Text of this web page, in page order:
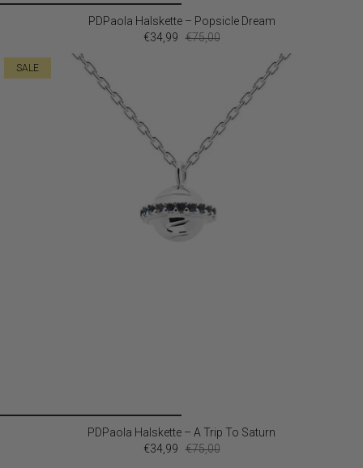
PDPaola Halskette – Popsicle Dream
€34,99 €75,00
SALE
PDPaola Halskette – A Trip To Saturn
€34,99 €75,00